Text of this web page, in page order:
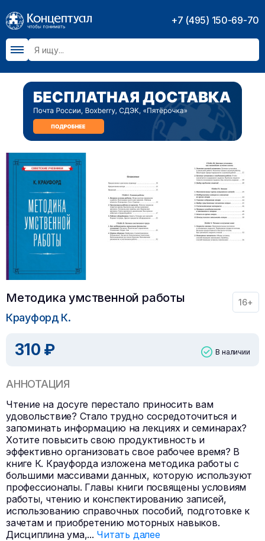
+7 (495) 150-69-70
Методика умственной работы 16+
Крауфорд К.
310 ₽ В наличии
АННОТАЦИЯ
Чтение на досуге перестало приносить вам
удовольствие? Стало трудно сосредоточиться и
запоминать информацию на лекциях и семинарах?
Хотите повысить свою продуктивность и
эффективно организовать свое рабочее время? В
книге К. Крауфорда изложена методика работы с
большими массивами данных, которую используют
профессионалы. Главы книги посвящены условиям
работы, чтению и конспектированию записей,
использованию справочных пособий, подготовке к
зачетам и приобретению моторных навыков.
Дисциплина ума,... Читать далее